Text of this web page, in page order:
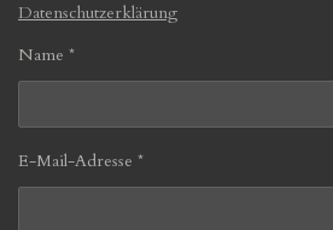
Datenschutzerklärung
Name *
E-Mail-Adresse *